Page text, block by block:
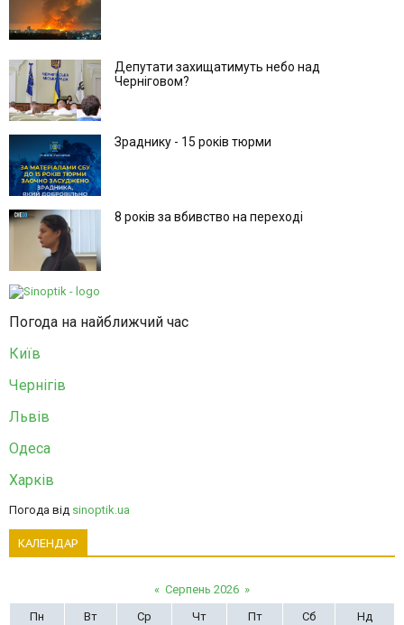
Депутати захищатимуть небо над
Черніговом?
Зраднику - 15 років тюрми
8 років за вбивство на переході
Погода на найближчий час
Київ
Чернігів
Львів
Одеса
Харків
Погода від sinoptik.ua
КАЛЕНДАР
« Серпень 2026 »
Пн
Вт Ср Чт Пт Сб Нд